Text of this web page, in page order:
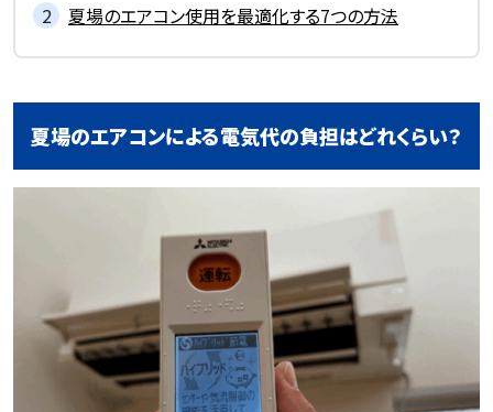
夏場のエアコン使用を最適化する7つの方法
夏場のエアコンによる電気代の負担はどれくらい？